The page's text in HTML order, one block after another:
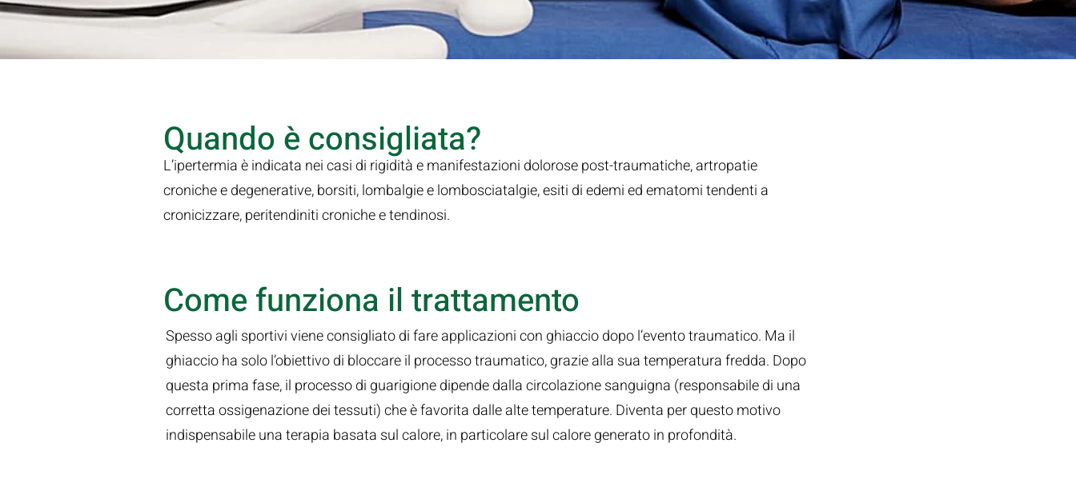
Quando è consigliata?
L’ipertermia è indicata nei casi di rigidità e manifestazioni dolorose post-traumatiche, artropatie
croniche e degenerative, borsiti, lombalgie e lombosciatalgie, esiti di edemi ed ematomi tendenti a
cronicizzare, peritendiniti croniche e tendinosi.
Come funziona il trattamento
Spesso agli sportivi viene consigliato di fare applicazioni con ghiaccio dopo l’evento traumatico. Ma il
ghiaccio ha solo l’obiettivo di bloccare il processo traumatico, grazie alla sua temperatura fredda. Dopo
questa prima fase, il processo di guarigione dipende dalla circolazione sanguigna (responsabile di una
corretta ossigenazione dei tessuti) che è favorita dalle alte temperature. Diventa per questo motivo
indispensabile una terapia basata sul calore, in particolare sul calore generato in profondità.